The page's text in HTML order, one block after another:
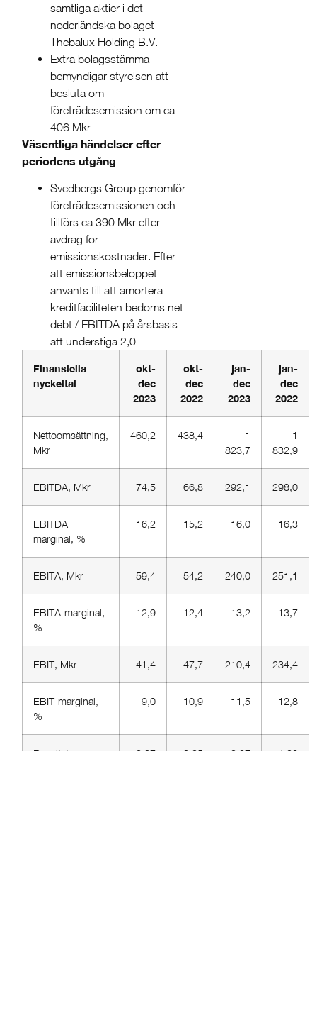
samtliga aktier i det
nederländska bolaget
Thebalux Holding B.V.
Extra bolagsstämma
bemyndigar styrelsen att
besluta om
företrädesemission om ca
406 Mkr
Väsentliga händelser efter
periodens utgång
Svedbergs Group genomför
företrädesemissionen och
tillförs ca 390 Mkr efter
avdrag för
emissionskostnader. Efter
att emissionsbeloppet
använts till att amortera
kreditfaciliteten bedöms net
debt / EBITDA på årsbasis
att understiga 2,0
Finansiella
nyckeltal
okt-
dec
2023
okt-
dec
2022
jan-
dec
2023
jan-
dec
2022
Nettoomsättning,
Mkr
460,2 438,4
1
823,7
1
832,9
EBITDA, Mkr 74,5 66,8 292,1 298,0
EBITDA-
marginal, %
16,2 15,2 16,0 16,3
EBITA, Mkr 59,4 54,2 240,0 251,1
EBITA-marginal,
%
12,9 12,4 13,2 13,7
EBIT, Mkr 41,4 47,7 210,4 234,4
EBIT-marginal,
%
9,0 10,9 11,5 12,8
Resultat per
0,27 0,85 3,37 4,90